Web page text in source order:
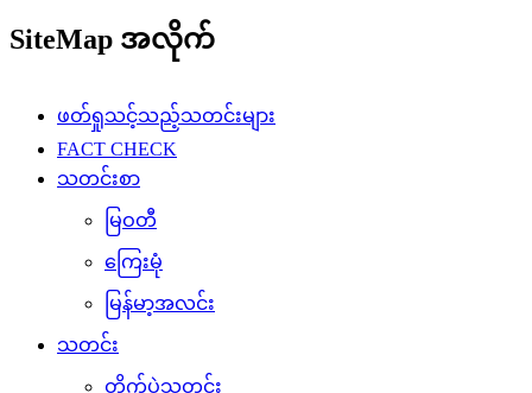
SiteMap အလိုက်
ဖတ်ရှုသင့်သည့်သတင်းများ
FACT CHECK
သတင်းစာ
မြဝတီ
ကြေးမုံ
မြန်မာ့အလင်း
သတင်း
တိုက်ပွဲသတင်း